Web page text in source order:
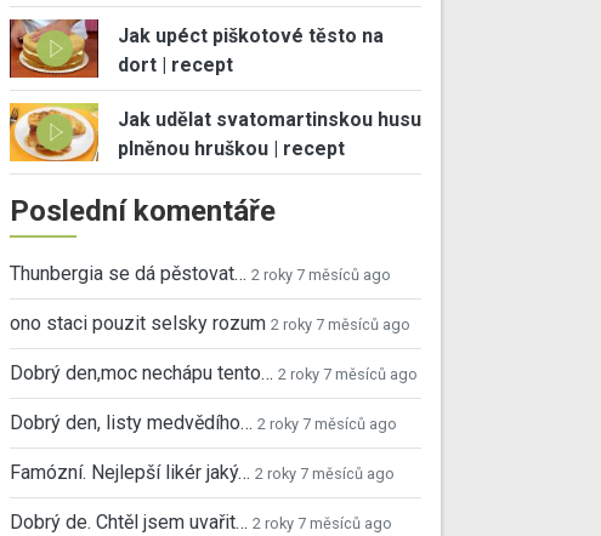
Jak upéct piškotové těsto na
dort | recept
Jak udělat svatomartinskou husu
plněnou hruškou | recept
Poslední komentáře
Thunbergia se dá pěstovat… 2 roky 7 měsíců ago
ono staci pouzit selsky rozum 2 roky 7 měsíců ago
Dobrý den,moc nechápu tento… 2 roky 7 měsíců ago
Dobrý den, listy medvědího… 2 roky 7 měsíců ago
Famózní. Nejlepší likér jaký… 2 roky 7 měsíců ago
Dobrý de. Chtěl jsem uvařit… 2 roky 7 měsíců ago